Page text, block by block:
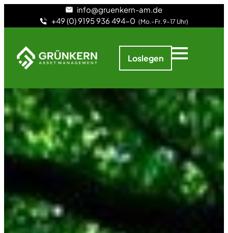
info@gruenkern-am.de
+49 (0) 9195 936 494-0 (Mo.–Fr. 9–17 Uhr)
Loslegen